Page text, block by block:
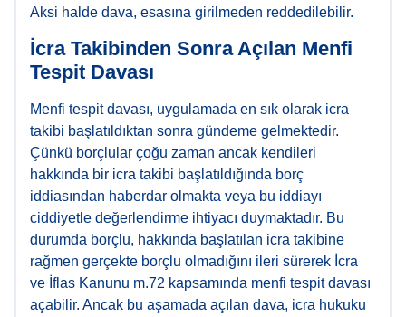
Aksi halde dava, esasına girilmeden reddedilebilir.
İcra Takibinden Sonra Açılan Menfi
Tespit Davası
Menfi tespit davası, uygulamada en sık olarak icra
takibi başlatıldıktan sonra gündeme gelmektedir.
Çünkü borçlular çoğu zaman ancak kendileri
hakkında bir icra takibi başlatıldığında borç
iddiasından haberdar olmakta veya bu iddiayı
ciddiyetle değerlendirme ihtiyacı duymaktadır. Bu
durumda borçlu, hakkında başlatılan icra takibine
rağmen gerçekte borçlu olmadığını ileri sürerek İcra
ve İflas Kanunu m.72 kapsamında menfi tespit davası
açabilir. Ancak bu aşamada açılan dava, icra hukuku